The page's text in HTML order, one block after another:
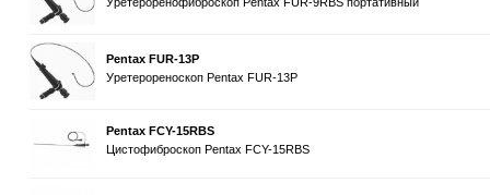
Pentax FUR-13P
Уретерореноскоп Pentax FUR-13P
Pentax FCY-15RBS
Цистофиброскоп Pentax FCY-15RBS